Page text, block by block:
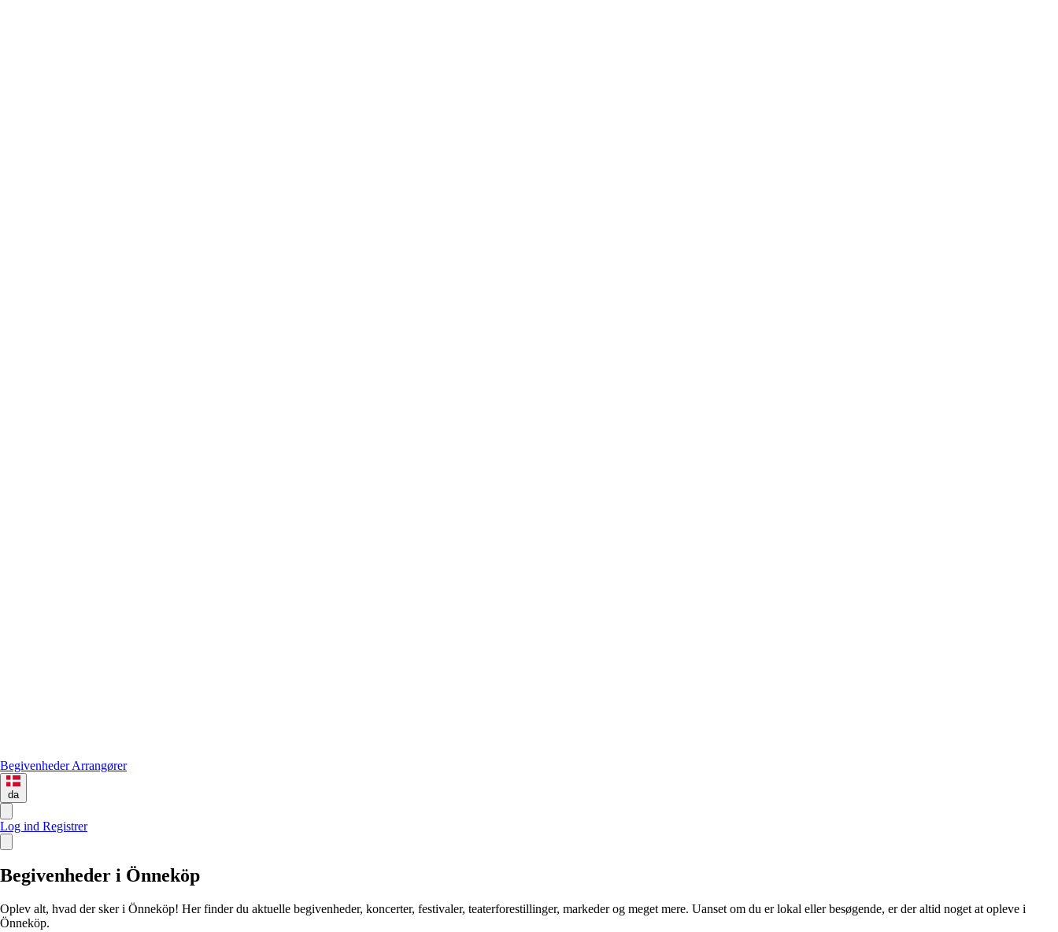
BegivenhederArrangører
da
Log ind Registrer
Begivenheder i Önneköp
Oplev alt, hvad der sker i Önneköp! Her finder du aktuelle begivenheder, koncerter, festivaler, teaterforestillinger, markeder og meget mere. Uanset om du er lokal eller besøgende, er der altid noget at opleve i
Önneköp.